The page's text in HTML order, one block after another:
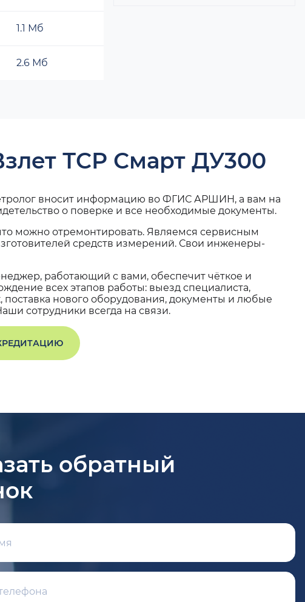
1.1 Мб
2.6 Мб
ТСР Смарт ДУ300
вносит информацию во ФГИС АРШИН, а вам на
о поверке и все необходимые документы.
можно отремонтировать. Являемся сервисным
средств измерений. Свои инженеры-
работающий с вами, обеспечит чёткое и
всех этапов работы: выезд специалиста,
нового оборудования, документы и любые
сотрудники всегда на связи.
обратный